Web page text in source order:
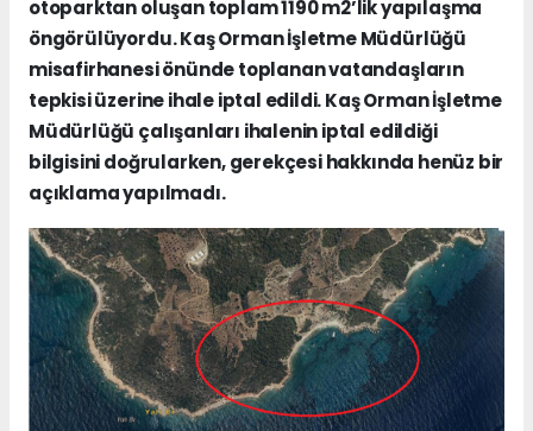
otoparktan oluşan toplam 1190 m2’lik yapılaşma
öngörülüyordu. Kaş Orman İşletme Müdürlüğü
misafirhanesi önünde toplanan vatandaşların
tepkisi üzerine ihale iptal edildi. Kaş Orman İşletme
Müdürlüğü çalışanları ihalenin iptal edildiği
bilgisini doğrularken, gerekçesi hakkında henüz bir
açıklama yapılmadı.